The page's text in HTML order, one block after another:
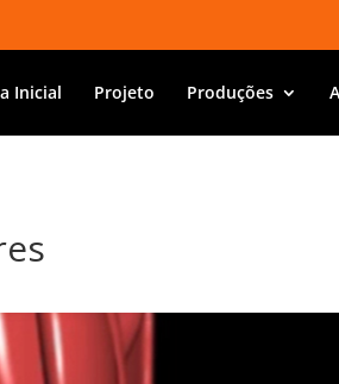
Inicial Projeto Produções